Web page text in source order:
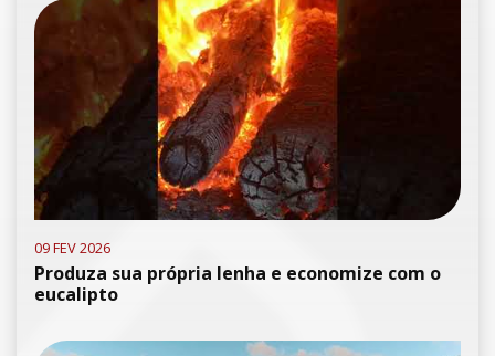
09 FEV 2026
Produza sua própria lenha e economize com o
eucalipto